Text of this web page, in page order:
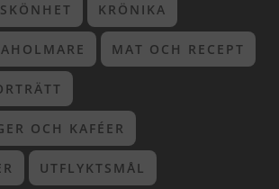
KRÖNIKA
MAT OCH RECEPT
OCH KAFÉER
UTFLYKTSMÅL